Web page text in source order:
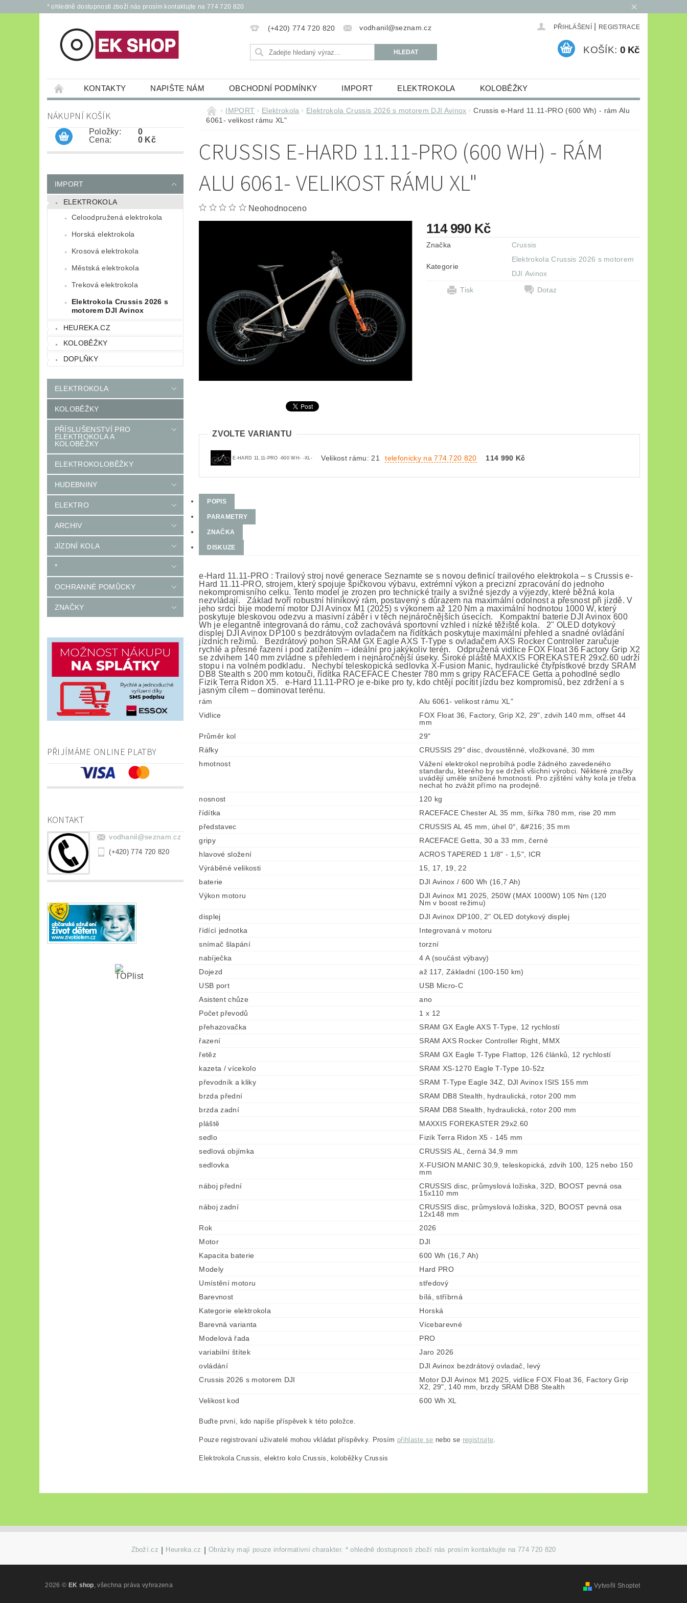
* ohledně dostupnosti zboží nás prosím kontaktujte na 774 720 820
(+420) 774 720 820 vodhanil@seznam.cz PŘIHLÁŠENÍ REGISTRACE
KOŠÍK: 0 Kč
KONTAKTY NAPIŠTE NÁM OBCHODNÍ PODMÍNKY IMPORT ELEKTROKOLA KOLOBĚŽKY
PŘÍSLUŠENSTVÍ PRO ELEKTROKOLA A KOLOBĚŽKY ELEKTROKOLOBĚŽKY HUDEBNINY ELEKTRO ARCHIV
JÍZDNÍ KOLA * OCHRANNÉ POMŮCKY ESSOX PODMÍNKY NÁKUPU NA SPLÁTKY
NÁKUPNÍ KOŠÍK
Položky:
Cena:
0
0 Kč
IMPORT
ELEKTROKOLA
Celoodpružená elektrokola
Horská elektrokola
Krosová elektrokola
Městská elektrokola
Treková elektrokola
Elektrokola Crussis 2026 s
motorem DJI Avinox
HEUREKA.CZ
KOLOBĚŽKY
DOPLŇKY
ELEKTROKOLA
KOLOBĚŽKY
PŘÍSLUŠENSTVÍ PRO
ELEKTROKOLA A
KOLOBĚŽKY
ELEKTROKOLOBĚŽKY
HUDEBNINY
ELEKTRO
ARCHIV
JÍZDNÍ KOLA
*
OCHRANNÉ POMŮCKY
ZNAČKY
PŘIJÍMÁME ONLINE PLATBY
KONTAKT
vodhanil@seznam.cz
(+420) 774 720 820
IMPORT Elektrokola Elektrokola Crussis 2026 s motorem DJI Avinox
Crussis e-Hard 11.11-PRO (600 Wh) - rám Alu
6061- velikost rámu XL"
CRUSSIS E-HARD 11.11-PRO (600 WH) - RÁM
ALU 6061- VELIKOST RÁMU XL"
Neohodnoceno
114 990 Kč
Značka Crussis
Kategorie
Elektrokola Crussis 2026 s motorem
DJI Avinox
Tisk
Dotaz
ZVOLTE VARIANTU
E-HARD 11.11-PRO -600 WH- -XL- Velikost rámu: 21 telefonicky na 774 720 820 114 990 Kč
POPIS
PARAMETRY
ZNAČKA
DISKUZE
e-Hard 11.11-PRO : Trailový stroj nové generace Seznamte se s novou definicí trailového elektrokola – s Crussis e-
Hard 11.11-PRO, strojem, který spojuje špičkovou výbavu, extrémní výkon a precizní zpracování do jednoho
nekompromisního celku. Tento model je zrozen pro technické traily a svižné sjezdy a výjezdy, které běžná kola
nezvládají. Základ tvoří robustní hliníkový rám, postavený s důrazem na maximální odolnost a přesnost při jízdě. V
jeho srdci bije moderní motor DJI Avinox M1 (2025) s výkonem až 120 Nm a maximální hodnotou 1000 W, který
poskytuje bleskovou odezvu a masivní záběr i v těch nejnáročnějších úsecích. Kompaktní baterie DJI Avinox 600
Wh je elegantně integrovaná do rámu, což zachovává sportovní vzhled i nízké těžiště kola. 2" OLED dotykový
displej DJI Avinox DP100 s bezdrátovým ovladačem na řídítkách poskytuje maximální přehled a snadné ovládání
jízdních režimů. Bezdrátový pohon SRAM GX Eagle AXS T-Type s ovladačem AXS Rocker Controller zaručuje
rychlé a přesné řazení i pod zatížením – ideální pro jakýkoliv terén. Odpružená vidlice FOX Float 36 Factory Grip X2
se zdvihem 140 mm zvládne s přehledem i nejnáročnější úseky. Široké pláště MAXXIS FOREKASTER 29x2.60 udrží
stopu i na volném podkladu. Nechybí teleskopická sedlovka X-Fusion Manic, hydraulické čtyřpístkové brzdy SRAM
DB8 Stealth s 200 mm kotouči, řídítka RACEFACE Chester 780 mm s gripy RACEFACE Getta a pohodlné sedlo
Fizik Terra Ridon X5. e-Hard 11.11-PRO je e-bike pro ty, kdo chtějí pocítit jízdu bez kompromisů, bez zdržení a s
jasným cílem – dominovat terénu.
rám
Alu 6061- velikost rámu XL"
Vidlice
FOX Float 36, Factory, Grip X2, 29", zdvih 140 mm, offset 44
mm
Průměr kol
29"
Ráfky
CRUSSIS 29" disc, dvoustěnné, vložkované, 30 mm
hmotnost
Vážení elektrokol neprobíhá podle žádného zavedeného
standardu, kterého by se drželi všichni výrobci. Některé značky
uvádějí uměle snížené hmotnosti. Pro zjištění váhy kola je třeba
nechat ho zvážit přímo na prodejně.
nosnost
120 kg
řídítka
RACEFACE Chester AL 35 mm, šířka 780 mm, rise 20 mm
představec
CRUSSIS AL 45 mm, úhel 0°, &#216; 35 mm
gripy
RACEFACE Getta, 30 a 33 mm, černé
hlavové složení
ACROS TAPERED 1 1/8" - 1,5", ICR
Výráběné velikosti
15, 17, 19, 22
baterie
DJI Avinox / 600 Wh (16,7 Ah)
Výkon motoru
DJI Avinox M1 2025, 250W (MAX 1000W) 105 Nm (120
Nm v boost režimu)
displej
DJI Avinox DP100, 2" OLED dotykový displej
řídící jednotka
Integrovaná v motoru
snímač šlapání
torzní
nabíječka
4 A (součást výbavy)
Dojezd
až 117, Základní (100-150 km)
USB port
USB Micro-C
Asistent chůze
ano
Počet převodů
1 x 12
přehazovačka
SRAM GX Eagle AXS T-Type, 12 rychlostí
řazení
SRAM AXS Rocker Controller Right, MMX
řetěz
SRAM GX Eagle T-Type Flattop, 126 článků, 12 rychlostí
kazeta / vícekolo
SRAM XS-1270 Eagle T-Type 10-52z
převodník a kliky
SRAM T-Type Eagle 34Z, DJI Avinox ISIS 155 mm
brzda přední
SRAM DB8 Stealth, hydraulická, rotor 200 mm
brzda zadní
SRAM DB8 Stealth, hydraulická, rotor 200 mm
pláště
MAXXIS FOREKASTER 29x2.60
sedlo
Fizik Terra Ridon X5 - 145 mm
sedlová objímka
CRUSSIS AL, černá 34,9 mm
sedlovka
X-FUSION MANIC 30,9, teleskopická, zdvih 100, 125 nebo 150
mm
náboj přední
CRUSSIS disc, průmyslová ložiska, 32D, BOOST pevná osa
15x110 mm
náboj zadní
CRUSSIS disc, průmyslová ložiska, 32D, BOOST pevná osa
12x148 mm
Rok
2026
Motor
DJI
Kapacita baterie
600 Wh (16,7 Ah)
Modely
Hard PRO
Umístění motoru
středový
Barevnost
bílá, stříbrná
Kategorie elektrokola
Horská
Barevná varianta
Vícebarevné
Modelová řada
PRO
variabilní štítek
Jaro 2026
ovládání
DJI Avinox bezdrátový ovladač, levý
Crussis 2026 s motorem DJI
Motor DJI Avinox M1 2025, vidlice FOX Float 36, Factory Grip
X2, 29", 140 mm, brzdy SRAM DB8 Stealth
Velikost kod
600 Wh XL
Buďte první, kdo napíše příspěvek k této položce.
Pouze registrovaní uživatelé mohou vkládat příspěvky. Prosím přihlaste se nebo se registrujte.
Elektrokola Crussis, elektro kolo Crussis, koloběžky Crussis
Zboží.cz Heureka.cz Obrázky mají pouze informativní charakter. * ohledně dostupnosti zboží nás prosím kontaktujte na 774 720 820
2026 © EK shop, všechna práva vyhrazena Vytvořil Shoptet